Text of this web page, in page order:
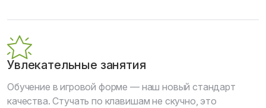
Увлекательные занятия
Обучение в игровой форме — наш новый стандарт
качества. Стучать по клавишам не скучно, это